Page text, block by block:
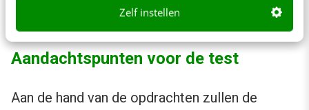
Zelf instellen
reserveren in zo’n geval ook goed verloopt.
Aandachtspunten voor de test
Aan de hand van de opdrachten zullen de